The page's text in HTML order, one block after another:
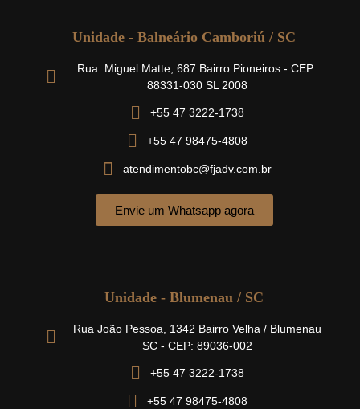
Unidade - Balneário Camboriú / SC
Rua: Miguel Matte, 687 Bairro Pioneiros - CEP:
88331-030 SL 2008
+55 47 3222-1738
+55 47 98475-4808
atendimentobc@fjadv.com.br
Envie um Whatsapp agora
Unidade - Blumenau / SC
Rua João Pessoa, 1342 Bairro Velha / Blumenau
SC - CEP: 89036-002
+55 47 3222-1738
+55 47 98475-4808